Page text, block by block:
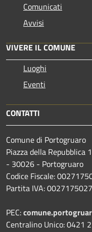
Comunicati
Avvisi
VIVERE IL COMUNE
Luoghi
Eventi
CONTATTI
Comune di Portogruaro
Piazza della Repubblica
- 30026 - Portogruaro
Codice Fiscale:
Partita IVA:
PEC:
Centralino Unico: 0421